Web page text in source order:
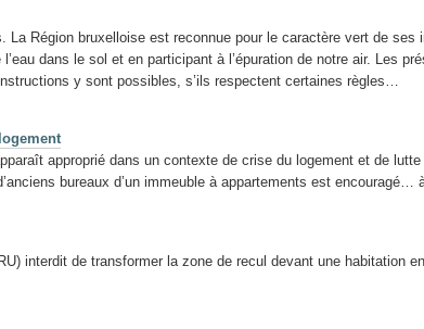
Région bruxelloise est reconnue pour le caractère vert de
dans le sol et en participant à l’épuration de notre air. Les
y sont possibles, s’ils respectent certaines règles…
approprié dans un contexte de crise du logement et de
bureaux d’un immeuble à appartements est
interdit de transformer la zone de recul devant une habitation